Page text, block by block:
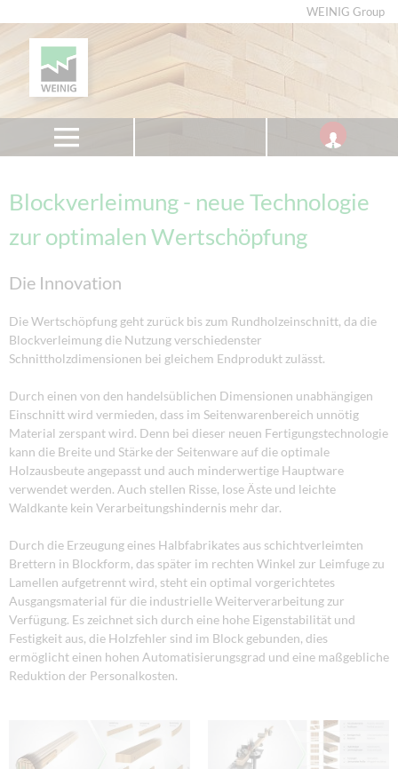
WEINIG Group
Blockverleimung - neue Technologie
zur optimalen Wertschöpfung
Die Innovation
Die Wertschöpfung geht zurück bis zum Rundholzeinschnitt, da die
Blockverleimung die Nutzung verschiedenster
Schnittholzdimensionen bei gleichem Endprodukt zulässt.
Durch einen von den handelsüblichen Dimensionen unabhängigen
Einschnitt wird vermieden, dass im Seitenwarenbereich unnötig
Material zerspant wird. Denn bei dieser neuen Fertigungstechnologie
kann die Breite und Stärke der Seitenware auf die optimale
Holzausbeute angepasst und auch minderwertige Hauptware
verwendet werden. Auch stellen Risse, lose Äste und leichte
Waldkante kein Verarbeitungshindernis mehr dar.
Durch die Erzeugung eines Halbfabrikates aus schichtverleimten
Brettern in Blockform, das später im rechten Winkel zur Leimfuge zu
Lamellen aufgetrennt wird, steht ein optimal vorgerichtetes
Ausgangsmaterial für die industrielle Weiterverarbeitung zur
Verfügung. Es zeichnet sich durch eine hohe Eigenstabilität und
Festigkeit aus, die Holzfehler sind im Block gebunden, dies
ermöglicht einen hohen Automatisierungsgrad und eine maßgebliche
Reduktion der Personalkosten.